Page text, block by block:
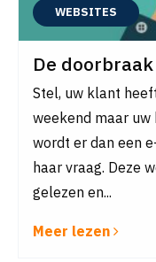
WEBSITES
De
Stel, uw klant
weekend maar
wordt er dan een
haar vraag. Deze
gelezen en...
Meer lezen